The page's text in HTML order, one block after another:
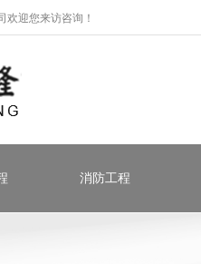
欢迎您来访咨询！
消防工程